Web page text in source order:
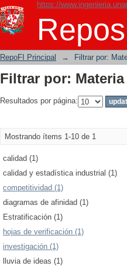
https://
Filtrar por: Materia
RepoFI Principal → Filtrar por:
Filtrar por: Materia
Resultados por página:
Mostrando ítems 1-10 de 1
calidad (1)
calidad y estadística industrial (1)
competitividad (1)
diagramas de afinidad (1)
Estratificación (1)
hojas de verificación (1)
investigación (1)
lluvia de ideas (1)